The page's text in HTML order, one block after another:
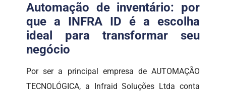
Automação de inventário: por
que a INFRA ID é a escolha
ideal para transformar seu
negócio
Por ser a principal empresa de AUTOMAÇÃO
TECNOLÓGICA, a Infraid Soluções Ltda conta